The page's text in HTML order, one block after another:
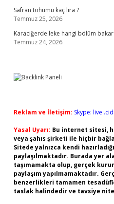
Safran tohumu kaç lira ?
Temmuz 25, 2026
Karaciğerde leke hangi bölüm bakar
Temmuz 24, 2026
Reklam ve İletişim: Skype:
Yasal Uyarı: Bu internet sitesi,
veya şahıs şirketi ile hiçbir
Sitede yalnızca kendi
paylaşılmaktadır. Burada yer
taşımamakta olup, gerçek
paylaşım yapılmamaktadır.
benzerlikleri tamamen
taslak halindedir ve tavsiye